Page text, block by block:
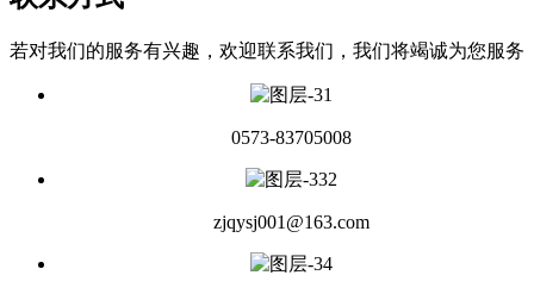
若对我们的服务有兴趣，欢迎联系我们，我们将竭诚为您服务
0573-83705008
zjqysj001@163.com